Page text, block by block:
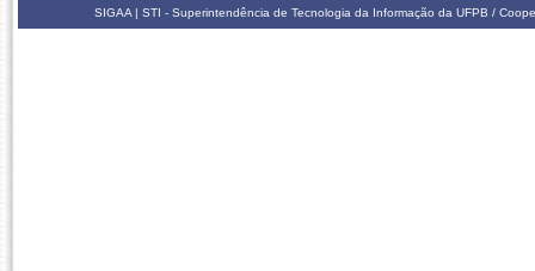
SIGAA | STI - Superintendência de Tecnologia da Informação da UFPB /